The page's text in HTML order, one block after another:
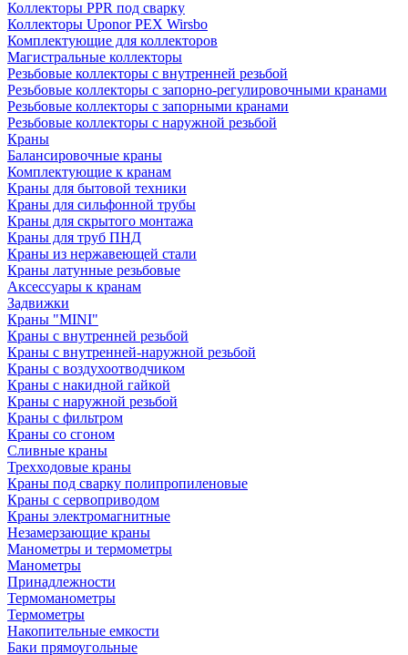
Коллекторы PPR под сварку
Коллекторы Uponor PEX Wirsbo
Комплектующие для коллекторов
Магистральные коллекторы
Резьбовые коллекторы с внутренней резьбой
Резьбовые коллекторы с запорно-регулировочными кранами
Резьбовые коллекторы с запорными кранами
Резьбовые коллекторы с наружной резьбой
Краны
Балансировочные краны
Комплектующие к кранам
Краны для бытовой техники
Краны для сильфонной трубы
Краны для скрытого монтажа
Краны для труб ПНД
Краны из нержавеющей стали
Краны латунные резьбовые
Аксессуары к кранам
Задвижки
Краны "MINI"
Краны с внутренней резьбой
Краны с внутренней-наружной резьбой
Краны с воздухоотводчиком
Краны с накидной гайкой
Краны с наружной резьбой
Краны с фильтром
Краны со сгоном
Сливные краны
Трехходовые краны
Краны под сварку полипропиленовые
Краны с сервоприводом
Краны электромагнитные
Незамерзающие краны
Манометры и термометры
Манометры
Принадлежности
Термоманометры
Термометры
Накопительные емкости
Баки прямоугольные